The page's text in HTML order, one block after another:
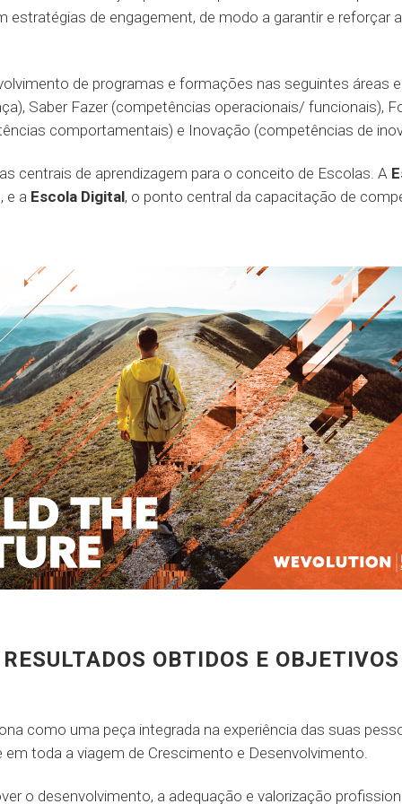
estratégias de engagement, de modo a garantir e
de programas e formações nas seguintes áreas
Saber Fazer (competências operacionais/ funcionais),
comportamentais) e Inovação (competências de
centrais de aprendizagem para o conceito de Escolas. A
e a Escola Digital, o ponto central da capacitação de
RESULTADOS OBTIDOS E OBJETIVOS
como uma peça integrada na experiência das suas
toda a viagem de Crescimento e Desenvolvimento.
o desenvolvimento, a adequação e valorização